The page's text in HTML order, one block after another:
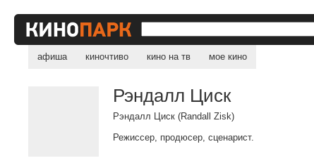
афиша киночтиво кино на тв мое кино
Рэндалл Циск
Рэндалл Циск (Randall Zisk)
Режиссер, продюсер, сценарист.